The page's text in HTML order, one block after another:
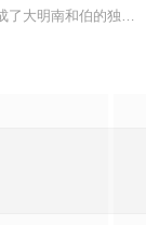
新的花
弟子，方秦两家围
了大明南和伯的独子